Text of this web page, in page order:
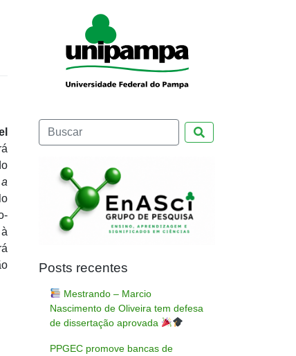
Posts recentes
Mestrando – Marcio
Nascimento de Oliveira tem defesa
de dissertação aprovada
PPGEC promove bancas de